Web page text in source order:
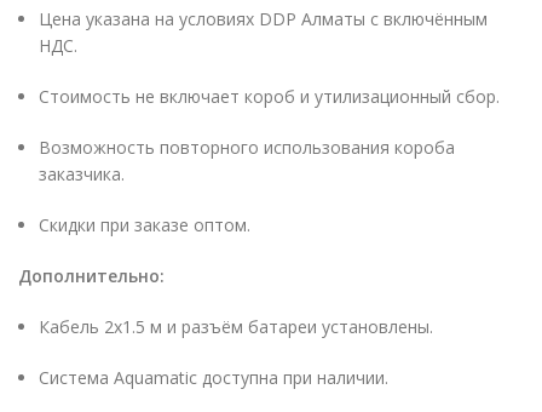
Цена указана на условиях DDP Алматы с включённым
НДС.
Стоимость не включает короб и утилизационный сбор.
Возможность повторного использования короба
заказчика.
Скидки при заказе оптом.
Дополнительно:
Кабель 2х1.5 м и разъём батареи установлены.
Система Aquamatic доступна при наличии.